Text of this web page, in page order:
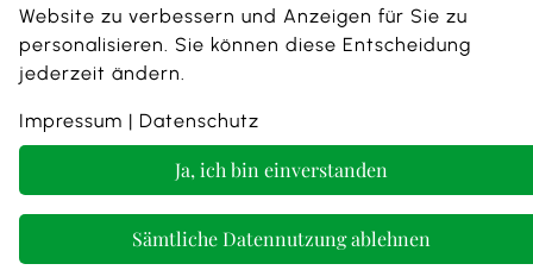
Impressum |Datenschutz
Website zu verbessern und Anzeigen für Sie zu
personalisieren. Sie können diese Entscheidung
jederzeit ändern.
Impressum | Datenschutz
Ja, ich bin einverstanden
Sämtliche Datennutzung ablehnen